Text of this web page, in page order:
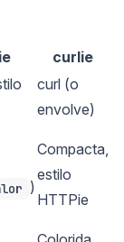
curlie
curl (o
envolve)
)
Compacta,
estilo
HTTPie